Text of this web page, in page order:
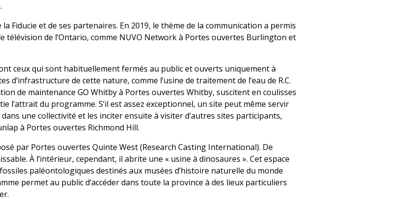
Fiducie et de ses partenaires. En 2019, le thème de la communication a permis
télévision de l’Ontario, comme NUVO Network à Portes ouvertes Burlington et
ceux qui sont habituellement fermés au public et ouverts uniquement à
d’infrastructure de cette nature, comme l’usine de traitement de l’eau de R.C.
de maintenance GO Whitby à Portes ouvertes Whitby, suscitent en coulisses
l’attrait du programme. S’il est assez exceptionnel, un site peut même servir
une collectivité et les inciter ensuite à visiter d’autres sites participants,
à Portes ouvertes Richmond Hill.
par Portes ouvertes Quinte West (Research Casting International). De
À l’intérieur, cependant, il abrite une « usine à dinosaures ». Cet espace
paléontologiques destinés aux musées d’histoire naturelle du monde
permet au public d’accéder dans toute la province à des lieux particuliers